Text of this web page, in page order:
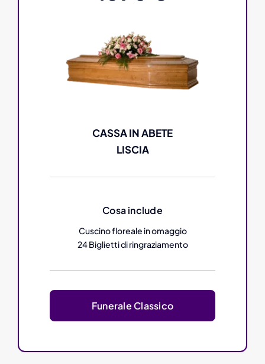
CASSA IN ABETE
LISCIA
Cosa include
Cuscino floreale in omaggio
24 Biglietti di ringraziamento
Funerale Classico